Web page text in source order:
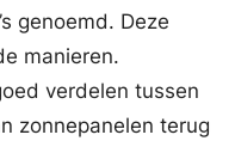
genoemd. Deze
manieren.
verdelen tussen
zonnepanelen terug